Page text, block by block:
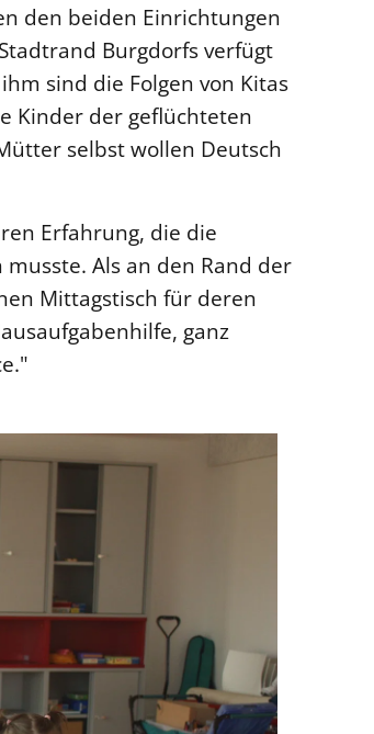
den beiden Einrichtungen
Burgdorfs verfügt
sind die Folgen von Kitas
Kinder der geflüchteten
selbst wollen Deutsch
Erfahrung, die die
Als an den Rand der
Mittagstisch für deren
ganz